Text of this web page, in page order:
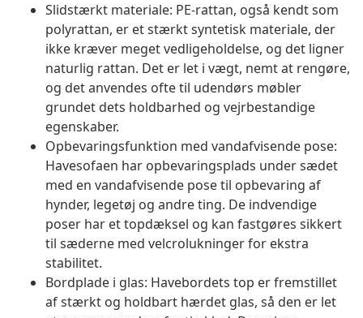
Slidstærkt materiale: PE-rattan, også kendt som
polyrattan, er et stærkt syntetisk materiale, der
ikke kræver meget vedligeholdelse, og det ligner
naturlig rattan. Det er let i vægt, nemt at rengøre,
og det anvendes ofte til udendørs møbler
grundet dets holdbarhed og vejrbestandige
egenskaber.
Opbevaringsfunktion med vandafvisende pose:
Havesofaen har opbevaringsplads under sædet
med en vandafvisende pose til opbevaring af
hynder, legetøj og andre ting. De indvendige
poser har et topdæksel og kan fastgøres sikkert
til sæderne med velcrolukninger for ekstra
stabilitet.
Bordplade i glas: Havebordets top er fremstillet
af stærkt og holdbart hærdet glas, så den er let